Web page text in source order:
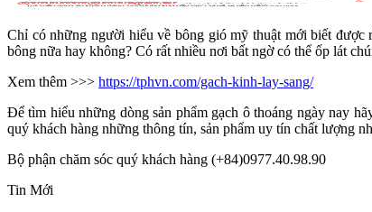
Chỉ có những người hiểu về bông gió mỹ thuật mới biết được
bông nữa hay không? Có rất nhiều nơi bất ngờ có thể ốp lát
Xem thêm >>> https://tphvn.com/gach-kinh-lay-sang/
Để tìm hiểu những dòng sản phẩm gạch ô thoáng ngày nay
quý khách hàng những thông tín, sản phẩm uy tín chất lượng
Bộ phận chăm sóc quý khách hàng (+84)0977.40.98.90
Tin Mới